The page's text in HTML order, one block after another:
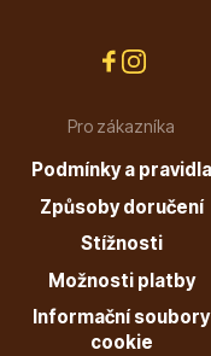
Pro zákazníka
Podmínky a pravidla
Způsoby doručení
Stížnosti
Možnosti platby
Informační soubory
cookie